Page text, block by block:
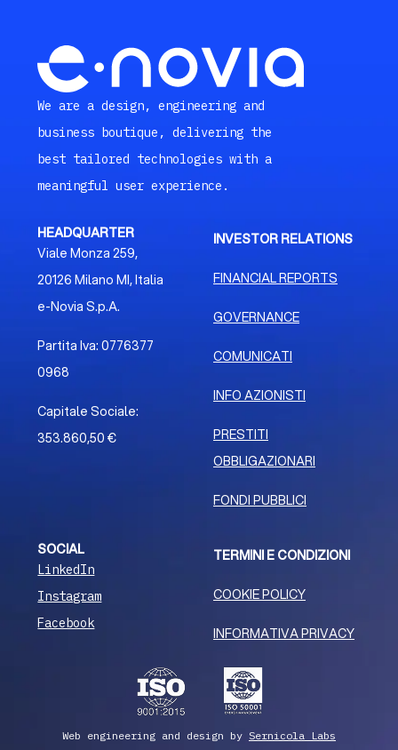
We are a design, engineering and
business boutique, delivering the
best tailored technologies with a
meaningful user experience.
HEADQUARTER
Viale Monza 259,
20126 Milano MI, Italia
e-Novia S.p.A.
Partita Iva: 0776377
0968
Capitale Sociale:
353.860,50 €
INVESTOR RELATIONS
FINANCIAL REPORTS
GOVERNANCE
COMUNICATI
INFO AZIONISTI
PRESTITI
OBBLIGAZIONARI
FONDI PUBBLICI
SOCIAL
LinkedIn
Instagram
Facebook
TERMINI E CONDIZIONI
COOKIE POLICY
INFORMATIVA PRIVACY
Web engineering and design by Sernicola Labs